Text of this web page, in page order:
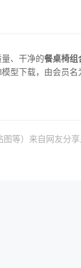
、干净的餐桌椅组
型下载，由会员
图等）来自网友分